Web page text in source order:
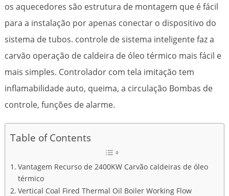
os aquecedores são estrutura de montagem que é fácil
para a instalação por apenas conectar o dispositivo do
sistema de tubos. controle de sistema inteligente faz a
carvão operação de caldeira de óleo térmico mais fácil e
mais simples. Controlador com tela imitação tem
inflamabilidade auto, queima, a circulação Bombas de
controle, funções de alarme.
Table of Contents
Vantagem Recurso de 2400KW Carvão caldeiras de óleo
térmico
Vertical Coal Fired Thermal Oil Boiler Working Flow